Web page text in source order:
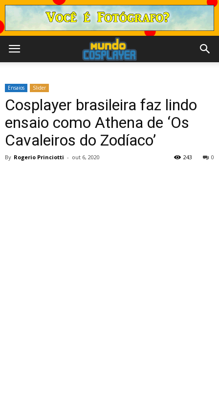
Ensaios Slider
Cosplayer brasileira faz lindo
ensaio como Athena de ‘Os
Cavaleiros do Zodíaco’
By Rogerio Princiotti - out 6, 2020 0
243